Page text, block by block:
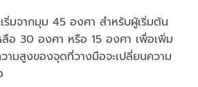
เริ่มจากมุม 45 องศา สำหรับผู้เริ่มต้น
อ 30 องศา หรือ 15 องศา เพื่อเพิ่ม
ามสูงของจุดที่วางมือจะเปลี่ยนความ